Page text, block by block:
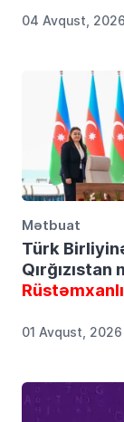
04 Avqust, 2026
Mətbuat
Türk
01 Avqust, 2026